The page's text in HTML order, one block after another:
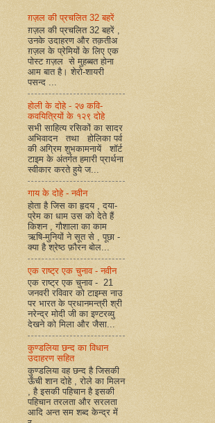
ग़ज़ल की प्रचलित 32 बहरें
ग़ज़ल की प्रचलित 32 बहरें ,
उनके उदाहरण और तक़तीअ
ग़ज़ल के प्रेमियों के लिए एक
पोस्ट ग़ज़ल से मुहब्बत होना
आम बात है। शेरो-शायरी
पसन्द ...
होली के दोहे - २७ कवि-
कवयित्रियों के १२९ दोहे
सभी साहित्य रसिकों का सादर
अभिवादन तथा होलिका पर्व
की अग्रिम शुभकामनायें शॉर्ट
टाइम के अंतर्गत हमारी प्रार्थना
स्वीकार करते हुये ज...
गाय के दोहे - नवीन
होता है जिस का हृदय , दया-
प्रेम का धाम उस को देते हैं
किशन , गौशाला का काम
ऋषि-मुनियों ने सूत से , पूछा -
क्या है श्रेष्ठ फ़ौरन बोल...
एक राष्ट्र एक चुनाव - नवीन
एक राष्ट्र एक चुनाव - 21
जनवरी रविवार को टाइम्स नाउ
पर भारत के प्रधानमन्त्री श्री
नरेन्द्र मोदी जी का इण्टरव्यु
देखने को मिला और जैसा...
कुण्डलिया छन्द का विधान
उदाहरण सहित
कुण्डलिया वह छन्द है जिसकी
ऊँची शान दोहे , रोले का मिलन
, है इसकी पहिचान है इसकी
पहिचान तरलता और सरलता
आदि अन्त सम शब्द केन्द्र में